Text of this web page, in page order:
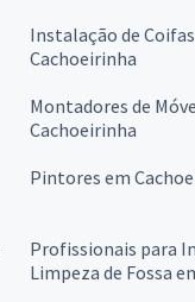
Instalação de
Cachoeirinha
Montadores de
Cachoeirinha
Pintores em
Profissionais para
Limpeza de Fossa